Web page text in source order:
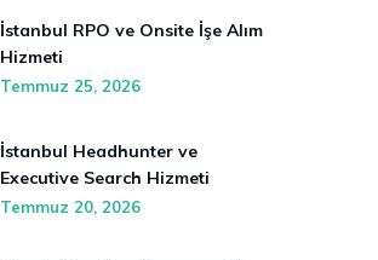
İstanbul RPO ve Onsite İşe Alım
Hizmeti
Temmuz 25, 2026
İstanbul Headhunter ve
Executive Search Hizmeti
Temmuz 20, 2026